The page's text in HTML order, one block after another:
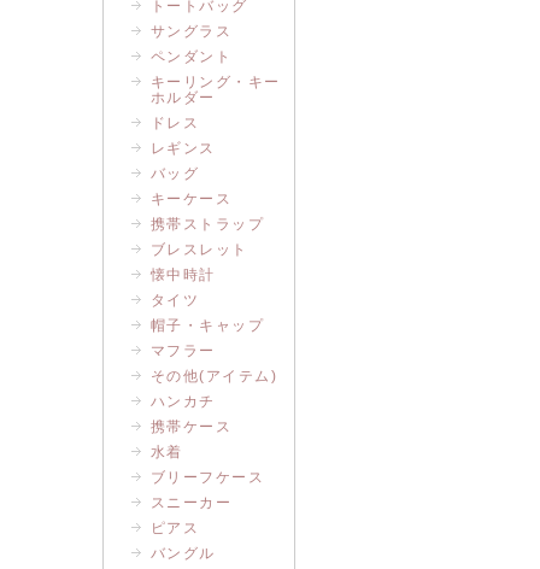
トートバッグ
サングラス
ペンダント
キーリング・キー
ホルダー
ドレス
レギンス
バッグ
キーケース
携帯ストラップ
ブレスレット
懐中時計
タイツ
帽子・キャップ
マフラー
その他(アイテム)
ハンカチ
携帯ケース
水着
ブリーフケース
スニーカー
ピアス
バングル